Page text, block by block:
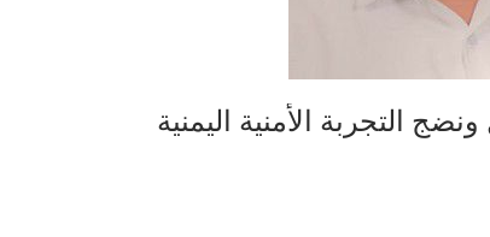
التجربة الأمنية اليمنية